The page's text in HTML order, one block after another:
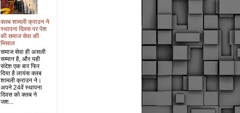
क्लब शामली क्राउन ने
स्थापना दिवस पर पेश
की समाज सेवा की
मिसाल
समाज सेवा ही असली
सम्मान है, और यही
संदेश एक बार फिर
दिया है लायंस क्लब
शामली क्राउन ने।
अपने 24वें स्थापना
दिवस को क्लब ने
जश...